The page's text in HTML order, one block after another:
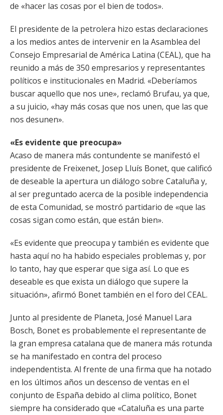
de «hacer las cosas por el bien de todos».
El presidente de la petrolera hizo estas declaraciones
a los medios antes de intervenir en la Asamblea del
Consejo Empresarial de América Latina (CEAL), que ha
reunido a más de 350 empresarios y representantes
políticos e institucionales en Madrid. «Deberíamos
buscar aquello que nos une», reclamó Brufau, ya que,
a su juicio, «hay más cosas que nos unen, que las que
nos desunen».
«Es evidente que preocupa»
Acaso de manera más contundente se manifestó el
presidente de Freixenet, Josep Lluís Bonet, que calificó
de deseable la apertura un diálogo sobre Cataluña y,
al ser preguntado acerca de la posible independencia
de esta Comunidad, se mostró partidario de «que las
cosas sigan como están, que están bien».
«Es evidente que preocupa y también es evidente que
hasta aquí no ha habido especiales problemas y, por
lo tanto, hay que esperar que siga así. Lo que es
deseable es que exista un diálogo que supere la
situación», afirmó Bonet también en el foro del CEAL.
Junto al presidente de Planeta, José Manuel Lara
Bosch, Bonet es probablemente el representante de
la gran empresa catalana que de manera más rotunda
se ha manifestado en contra del proceso
independentista. Al frente de una firma que ha notado
en los últimos años un descenso de ventas en el
conjunto de España debido al clima político, Bonet
siempre ha considerado que «Cataluña es una parte